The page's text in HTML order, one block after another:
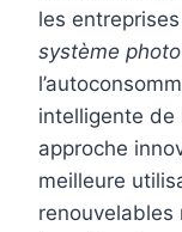
les
système
intelligente de
approche
meilleure
renouvelables